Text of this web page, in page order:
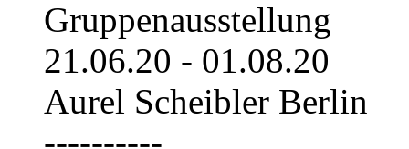
Gruppenausstellung
21.06.20 - 01.08.20
Aurel Scheibler Berlin